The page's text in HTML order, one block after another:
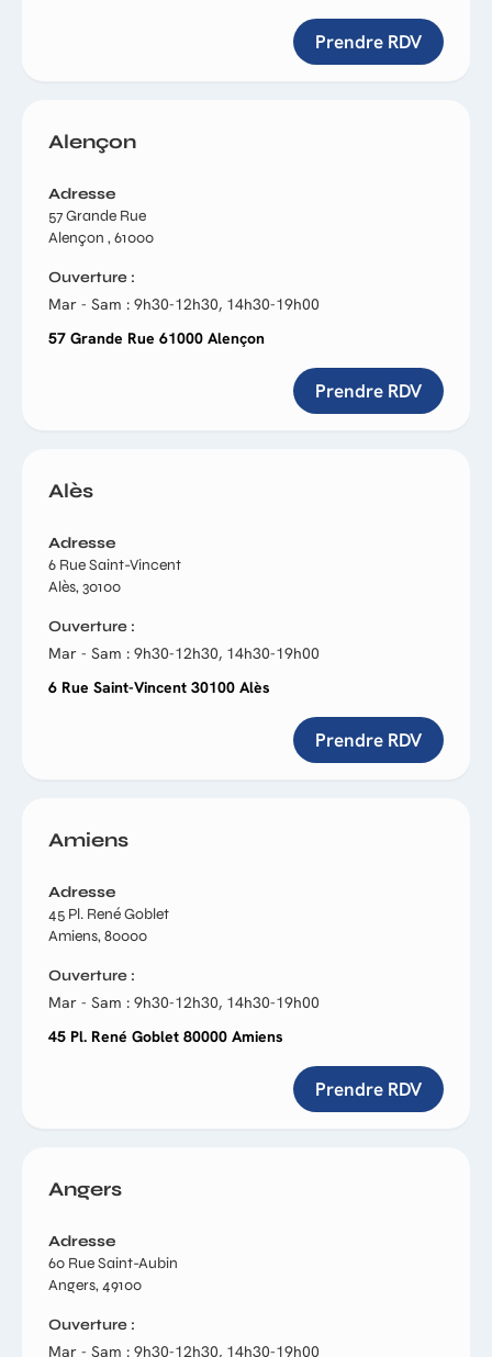
Prendre RDV
Alençon
Adresse
57 Grande Rue
Alençon , 61000
Ouverture
Mar - Sam : 9h30-12h30, 14h30-19h00
57 Grande Rue 61000 Alençon
Prendre RDV
Alès
Adresse
6 Rue Saint-Vincent
Alès, 30100
Ouverture
Mar - Sam : 9h30-12h30, 14h30-19h00
6 Rue Saint-Vincent 30100 Alès
Prendre RDV
Amiens
Adresse
45 Pl. René Goblet
Amiens, 80000
Ouverture
Mar - Sam : 9h30-12h30, 14h30-19h00
45 Pl. René Goblet 80000 Amiens
Prendre RDV
Angers
Adresse
60 Rue Saint-Aubin
Angers, 49100
Ouverture
Mar - Sam : 9h30-12h30, 14h30-19h00